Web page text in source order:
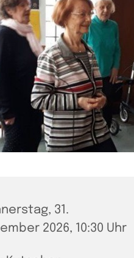
31.
2026, 10:30 Uhr